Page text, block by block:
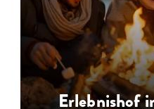
Erlebnishof